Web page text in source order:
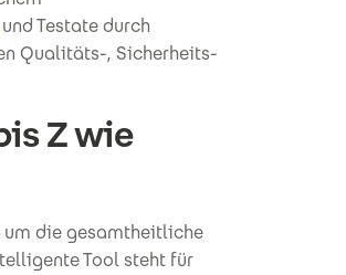
und Testate durch
Qualitäts-, Sicherheits-
Z wie
die gesamtheitliche
Tool steht für